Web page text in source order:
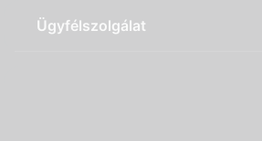
Ügyfélszolgálat